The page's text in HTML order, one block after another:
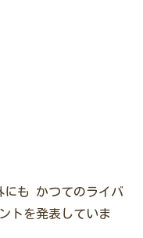
にも
かつてのライバ
トを発表していま